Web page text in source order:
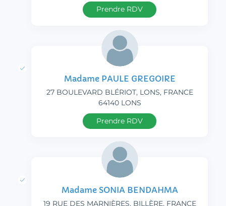
Prendre RDV
Madame PAULE GREGOIRE
27 BOULEVARD BLÉRIOT, LONS, FRANCE
64140 LONS
Prendre RDV
Madame SONIA BENDAHMA
19 RUE DES MARNIÈRES, BILLÈRE, FRANCE